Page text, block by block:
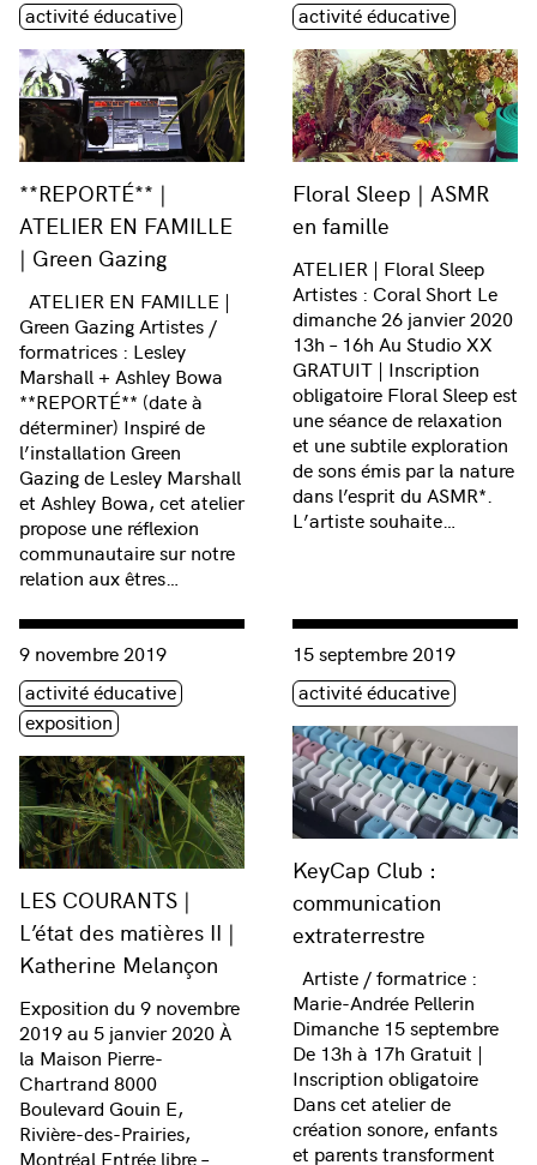
**REPORTÉ** |
ATELIER EN FAMILLE
| Green Gazing
Étiquette(s)
activité éducative
ATELIER EN FAMILLE |
Green Gazing Artistes /
formatrices : Lesley
Marshall + Ashley Bowa
**REPORTÉ** (date à
déterminer) Inspiré de
l’installation Green
Gazing de Lesley Marshall
et Ashley Bowa, cet atelier
propose une réflexion
communautaire sur notre
relation aux êtres…
Floral Sleep | ASMR
en famille
Étiquette(s)
activité éducative
ATELIER | Floral Sleep
Artistes : Coral Short Le
dimanche 26 janvier 2020
13h – 16h Au Studio XX
GRATUIT | Inscription
obligatoire Floral Sleep est
une séance de relaxation
et une subtile exploration
de sons émis par la nature
dans l’esprit du ASMR*.
L’artiste souhaite…
LES COURANTS |
L’état des matières II |
Katherine Melançon
Consulter « LES COURANTS | L’état des matières II |
9 novembre 2019
Étiquette(s)
activité éducative
exposition
Exposition du 9 novembre
2019 au 5 janvier 2020 À
la Maison Pierre-
Chartrand 8000
Boulevard Gouin E,
Rivière-des-Prairies,
Montréal Entrée libre –
KeyCap Club :
communication
extraterrestre
Consulter « KeyCap Club :
15 septembre 2019
Étiquette(s)
activité éducative
Artiste / formatrice :
Marie-Andrée Pellerin
Dimanche 15 septembre
De 13h à 17h Gratuit |
Inscription obligatoire
Dans cet atelier de
création sonore, enfants
et parents transforment